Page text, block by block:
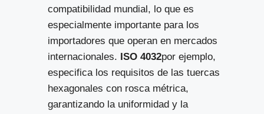
compatibilidad mundial, lo que es
especialmente importante para los
importadores que operan en mercados
internacionales. ISO 4032por ejemplo,
especifica los requisitos de las tuercas
hexagonales con rosca métrica,
garantizando la uniformidad y la